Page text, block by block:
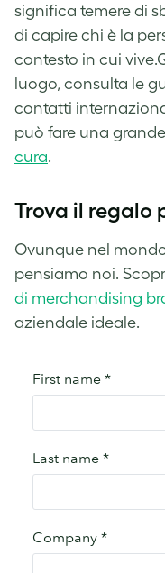
significa temere di
di capire chi è la
contesto in cui
luogo, consulta le
contatti
può fare una
cura.
Trova il regalo
Ovunque nel
pensiamo noi.
di merchandising
aziendale ideale.